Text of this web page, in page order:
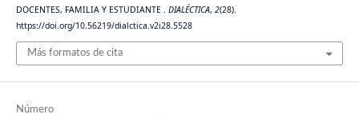
DOCENTES, FAMILIA Y ESTUDIANTE . DIALÉCTICA, 2(28).
https://doi.org/10.56219/dialctica.v2i28.5528
Más formatos de cita
Número